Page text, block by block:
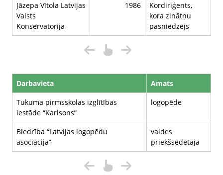
Jāzepa Vītola Latvijas
Valsts
Konservatorija
1986
Kordiriģents,
kora zinātņu
pasniedzējs
Darbavieta
Amats
Tukuma pirmsskolas izglītības
iestāde “Karlsons”
logopēde
Biedrība “Latvijas logopēdu
asociācija”
valdes
priekšsēdētāja